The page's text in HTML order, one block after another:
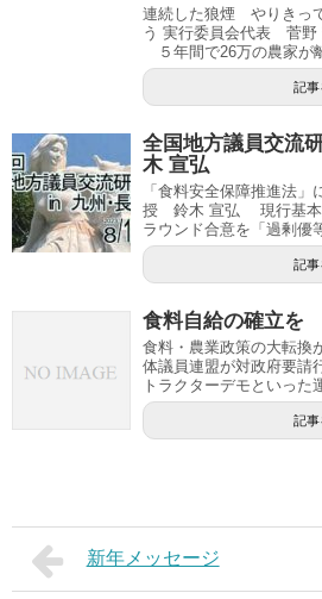
連続した狼煙 やりきっ
う 実行委員会代表 菅野
５年間で26万の農家が
記事
全国地方議員交流
木 宣弘
「食料安全保障推進法
授 鈴木 宣弘 現行基本
ラウンド合意を「過剰優
記事
食料自給の確立を
食料・農業政策の大転
体議員連盟が対政府要
トラクターデモといった
記事
新年メッセージ